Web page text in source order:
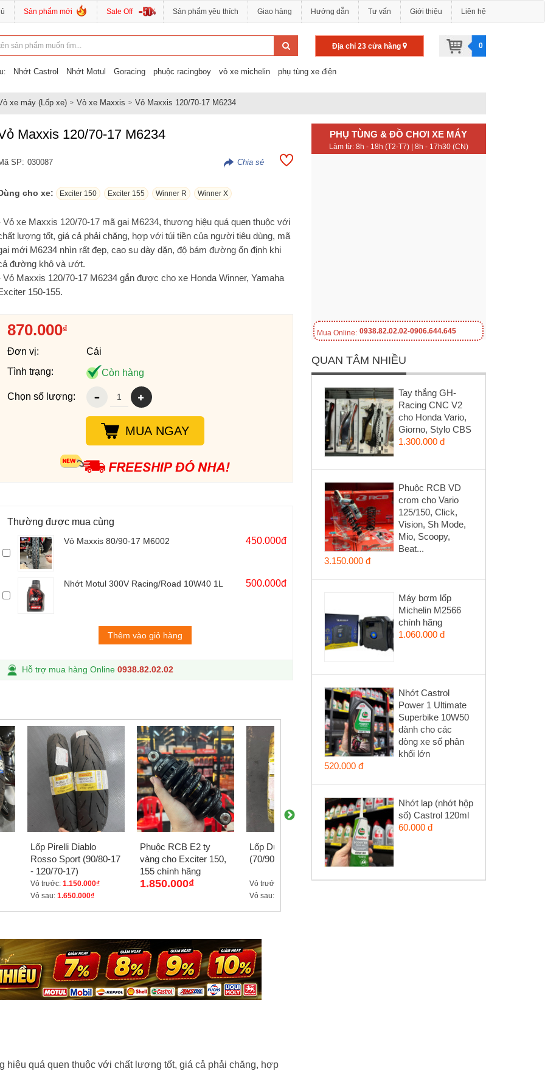
Sản phẩm mới Sale Off Sản phẩm yêu thích Giao hàng Hướng dẫn Tư vấn Giới thiệu Liên hệ
Nhớt Castrol Nhớt Motul Goracing phuộc racingboy vỏ xe michelin phụ tùng xe điện
Địa chỉ 23 cửa hàng 0
xe máy (Lốp xe) Vỏ xe Maxxis Vỏ Maxxis 120/70-17 M6234
Maxxis 120/70-17 M6234
SP: 030087
cho xe: Exciter 150 Exciter 155 Winner R Winner X
Vỏ xe Maxxis 120/70-17 mã gai M6234, thương hiệu quá quen thuộc với
lượng tốt, giá cả phải chăng, hợp với túi tiền của người tiêu dùng, mã
mới M6234 nhìn rất đẹp, cao su dày dặn, độ bám đường ổn định khi
đường khô và ướt.
Vỏ Maxxis 120/70-17 M6234 gắn được cho xe Honda Winner, Yamaha
150-155.
870.000₫
Đơn vị:
Cái
Tình trạng:
Còn hàng
Chọn số lượng:
MUA NGAY
Thường được mua cùng
Vỏ Maxxis 80/90-17 M6002 450.000đ
Nhớt Motul 300V Racing/Road 10W40 1L 500.000đ
Thêm vào giỏ hàng
Hỗ trợ mua hàng Online 0938.82.02.02
Lốp Pirelli Diablo
Rosso Sport (90/80-17
- 120/70-17)
Vỏ trước: 1.150.000₫
Vỏ sau: 1.650.000₫
Phuộc RCB E2 ty
vàng cho Exciter 150,
155 chính hãng
1.850.000₫
Lốp Dunlop D102A
(70/90-17 - 120/70-17)
Vỏ trước:
Vỏ sau:
Lốp Michelin Pilot
Street 2 (90/80-17 -
hiệu quá quen thuộc với chất lượng tốt, giá cả phải chăng, hợp
PHỤ TÙNG & ĐỒ CHƠI XE MÁY
Làm từ: 8h - 18h (T2-T7) | 8h - 17h30 (CN)
Mua Online: 0938.82.02.02-0906.644.645
QUAN TÂM NHIỀU
Tay thắng GH-
Racing CNC V2
cho Honda Vario,
Giorno, Stylo CBS
1.300.000 đ
Phuộc RCB VD
crom cho Vario
125/150, Click,
Vision, Sh Mode,
Mio, Scoopy,
Beat...
3.150.000 đ
Máy bơm lốp
Michelin M2566
chính hãng
1.060.000 đ
Nhớt Castrol
Power 1 Ultimate
Superbike 10W50
dành cho các
dòng xe số phân
khối lớn
520.000 đ
Nhớt lap (nhớt hộp
số) Castrol 120ml
60.000 đ